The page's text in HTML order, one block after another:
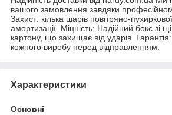
вашого замовлення завдяки
Захист: кілька шарів повітряно-
амортизації. Міцність: Надійний бокс зі
картону, що захищає від ударів.
кожного виробу перед відправленням.
Характеристики
Основні